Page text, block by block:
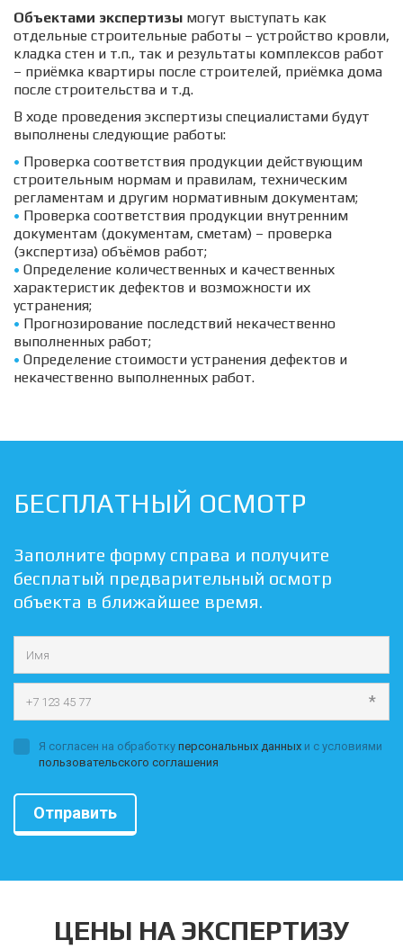
Объектами экспертизы могут выступать как
отдельные строительные работы – устройство кровли,
кладка стен и т.п., так и результаты комплексов работ
– приёмка квартиры после строителей, приёмка дома
после строительства и т.д.
В ходе проведения экспертизы специалистами будут
выполнены следующие работы:
• Проверка соответствия продукции действующим
строительным нормам и правилам, техническим
• Проверка соответствия продукции внутренним
документам (документам, сметам) – проверка
• Определение количественных и качественных
характеристик дефектов и возможности их
• Прогнозирование последствий некачественно
• Определение стоимости устранения дефектов и
некачественно выполненных работ.
БЕСПЛАТНЫЙ ОСМОТР
Заполните форму справа и получите
бесплатый предварительный осмотр
объекта в ближайшее время.
*
Я согласен на обработку персональных данных и с условиями
пользовательского соглашения
Отправить
ЦЕНЫ НА ЭКСПЕРТИЗУ